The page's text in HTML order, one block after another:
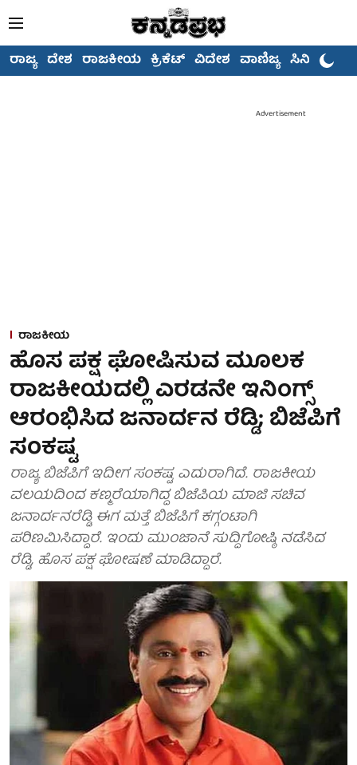
ರಾಜ್ಯ ದೇಶ ರಾಜಕೀಯ ಕ್ರಿಕೆಟ್ ವಿದೇಶ ವಾಣಿಜ್ಯ ಸಿನಿಮಾ
Advertisement
ರಾಜಕೀಯ
ಹೊಸ ಪಕ್ಷ ಘೋಷಿಸುವ ಮೂಲಕ
ರಾಜಕೀಯದಲ್ಲಿ ಎರಡನೇ ಇನಿಂಗ್ಸ್
ಆರಂಭಿಸಿದ ಜನಾರ್ದನ ರೆಡ್ಡಿ; ಬಿಜೆಪಿಗೆ
ಸಂಕಷ್ಟ
ರಾಜ್ಯ ಬಿಜೆಪಿಗೆ ಇದೀಗ ಸಂಕಷ್ಟ ಎದುರಾಗಿದೆ. ರಾಜಕೀಯ
ವಲಯದಿಂದ ಕಣ್ಮರೆಯಾಗಿದ್ದ ಬಿಜೆಪಿಯ ಮಾಜಿ ಸಚಿವ
ಜನಾರ್ದನರೆಡ್ಡಿ ಈಗ ಮತ್ತೆ ಬಿಜೆಪಿಗೆ ಕಗ್ಗಂಟಾಗಿ
ಪರಿಣಮಿಸಿದ್ದಾರೆ. ಇಂದು ಮುಂಜಾನೆ ಸುದ್ದಿಗೋಷ್ಠಿ ನಡೆಸಿದ
ರೆಡ್ಡಿ, ಹೊಸ ಪಕ್ಷ ಘೋಷಣೆ ಮಾಡಿದ್ದಾರೆ.